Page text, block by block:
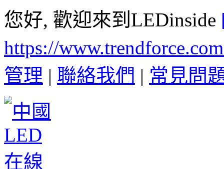
您好, 歡迎來到LEDinside
https://
管理 | 聯絡我們 | 常見問